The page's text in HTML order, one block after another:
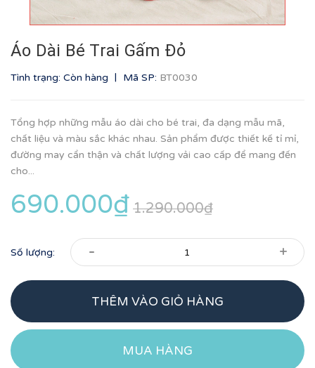
Áo Dài Bé Trai Gấm Đỏ
Tình trạng: Còn hàng | Mã SP: BT0030
Tổng hợp những mẫu áo dài cho bé trai, đa dạng mẫu mã,
chất liệu và màu sắc khác nhau. Sản phẩm được thiết kế tỉ mỉ,
đường may cẩn thận và chất lượng vải cao cấp để mang đến
cho...
690.000₫ 1.290.000₫
Số lượng: - +
THÊM VÀO GIỎ HÀNG
MUA HÀNG